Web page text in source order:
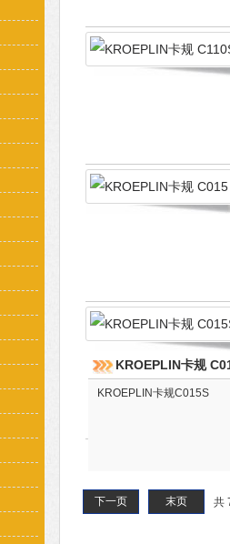
KROEPLIN卡规
KROEPLIN卡规C015S
共
下一页 末页